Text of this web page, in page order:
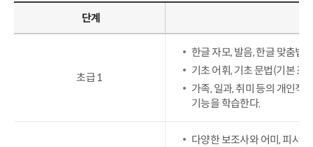
단계
초급 1
한글 자모, 발음, 한글 맞춤법
기초 어휘, 기초 문법(기본 조
가족, 일과, 취미 등의 개인적
기능을 학습한다.
다양한 보조사와 어미, 피사